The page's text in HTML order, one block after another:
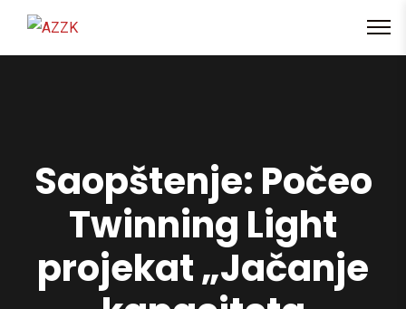
content
Saopštenje: Počeo
Twinning Light
projekat „Jačanje